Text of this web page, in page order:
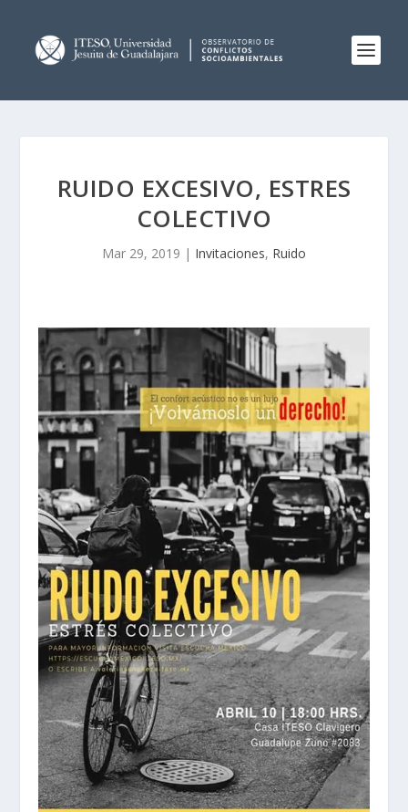
RUIDO EXCESIVO, ESTRES
COLECTIVO
Mar 29, 2019 | Invitaciones, Ruido